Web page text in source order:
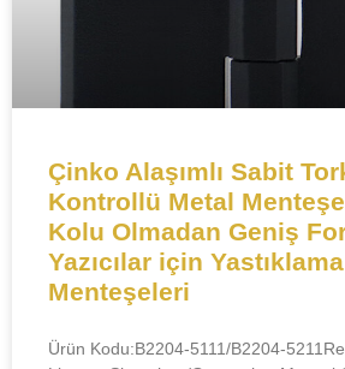
​​​​​Çinko Alaşımlı Sabit
Kontrollü Metal
Kolu Olmadan Geniş
Yazıcılar için
Menteşeleri
Ürün Kodu:B2204-5111/B2204-